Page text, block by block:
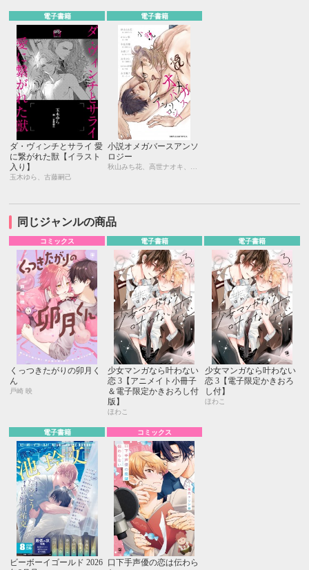
電子書籍
ダ・ヴィンチとサライ 愛
に繋がれた獣【イラスト
入り】
玉木ゆら、古藤嗣己
電子書籍
小説オメガバースアンソ
ロジー
同じジャンルの商品
コミックス
くっつきたがりの卯月く
ん
戸崎 映
電子書籍
少女マンガなら叶わない
恋 3【アニメイト小冊子
＆電子限定かきおろし付
版】
ほわこ
電子書籍
少女マンガなら叶わない
恋 3【電子限定かきおろ
し付】
ほわこ
電子書籍
ビーボーイゴールド 2026
コミックス
口下手声優の恋は伝わら